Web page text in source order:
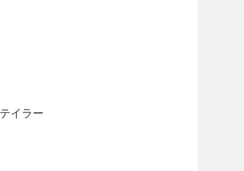
イラー